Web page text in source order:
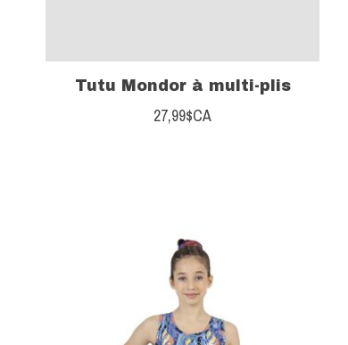
Tutu Mondor à multi-plis
27,99$CA